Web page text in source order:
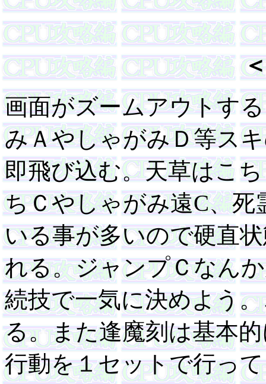
画面がズームアウトす
みＡやしゃがみＤ等ス
即飛び込む。天草はこ
ちＣやしゃがみ遠C、死
いる事が多いので硬直
れる。ジャンプＣなん
続技で一気に決めよう
る。また逢魔刻は基本
行動を１セットで行っ